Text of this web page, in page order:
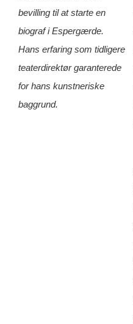
bevilling til at starte en
biograf i Espergærde.
Hans erfaring som tidligere
teaterdirektør garanterede
for hans kunstneriske
baggrund.